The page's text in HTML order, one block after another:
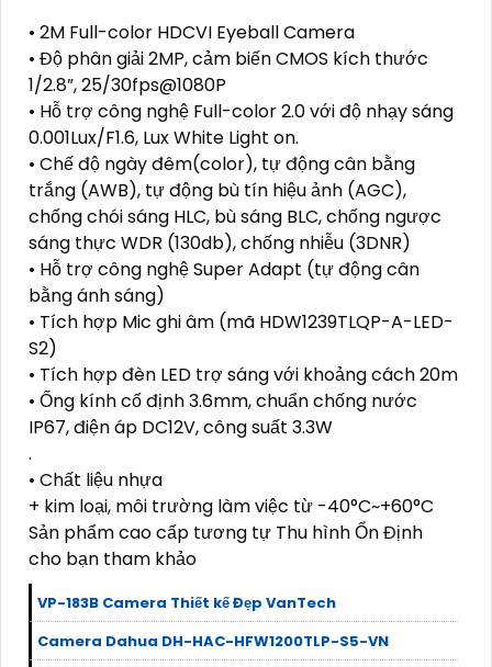
• 2M Full-color HDCVI Eyeball Camera
• Độ phân giải 2MP, cảm biến CMOS kích thước
1/2.8”, 25/30fps@1080P
• Hỗ trợ công nghệ Full-color 2.0 với độ nhạy sáng
0.001Lux/F1.6, Lux White Light on.
• Chế độ ngày đêm(color), tự động cân bằng
trắng (AWB), tự động bù tín hiệu ảnh (AGC),
chống chói sáng HLC, bù sáng BLC, chống ngược
sáng thực WDR (130db), chống nhiễu (3DNR)
• Hỗ trợ công nghệ Super Adapt (tự động cân
bằng ánh sáng)
• Tích hợp Mic ghi âm (mã HDW1239TLQP-A-LED-
S2)
• Tích hợp đèn LED trợ sáng với khoảng cách 20m
• Ống kính cố định 3.6mm, chuẩn chống nước
IP67, điện áp DC12V, công suất 3.3W
.
• Chất liệu nhựa
+ kim loại, môi trường làm việc từ -40°C~+60°C
Sản phẩm cao cấp tương tự Thu hình Ổn Định
cho bạn tham khảo
VP-183B Camera Thiết kế Đẹp VanTech
Camera Dahua DH-HAC-HFW1200TLP-S5-VN